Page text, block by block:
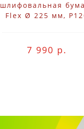
шлифовальная
Flex Ø 225 мм,
7 990 р.